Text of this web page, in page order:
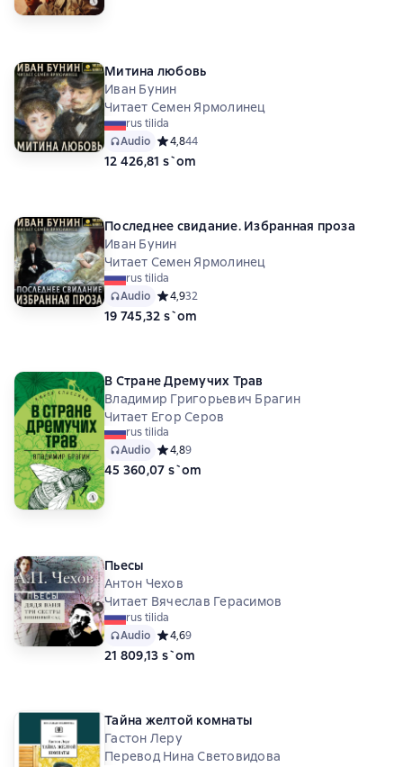
Митина любовь
Иван Бунин
Читает Семен Ярмолинец
rus tilida
Audio Средний рейтинг 4,8 на основе 44 оценок
4,844
12 426,81 s`om
Последнее свидание. Избранная проза
Иван Бунин
Читает Семен Ярмолинец
rus tilida
Audio Средний рейтинг 4,9 на основе 32 оценок
4,932
19 745,32 s`om
В Стране Дремучих Трав
Владимир Григорьевич Брагин
Читает Егор Серов
rus tilida
Audio Средний рейтинг 4,8 на основе 9 оценок
4,89
45 360,07 s`om
Пьесы
Антон Чехов
Читает Вячеслав Герасимов
rus tilida
Audio Средний рейтинг 4,6 на основе 9 оценок
4,69
21 809,13 s`om
Тайна желтой комнаты
Гастон Леру
Перевод Нина Световидова